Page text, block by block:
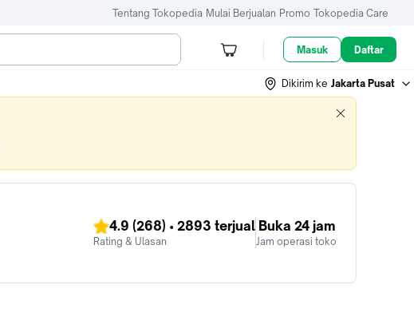
Tentang Tokopedia Mulai Berjualan Promo Tokopedia Care
Masuk Daftar
Dikirim ke Jakarta Pusat
4.9 (268) • 2893 terjual
Rating & Ulasan
Buka 24 jam
Jam operasi toko